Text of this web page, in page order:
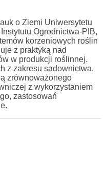
o Ziemi Uniwersytetu
Ogrodnictwa-PIB,
korzeniowych roślin
z praktyką nad
w produkcji roślinnej.
z zakresu sadownictwa.
zrównoważonego
z wykorzystaniem
zastosowań